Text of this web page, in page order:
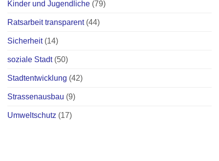
Kinder und Jugendliche (79)
Ratsarbeit transparent(44)
Sicherheit(14)
soziale Stadt(50)
Stadtentwicklung (42)
Strassenausbau (9)
Umweltschutz (17)